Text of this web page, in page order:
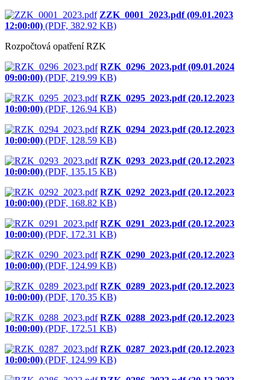
ZZK_0001_2023.pdf (09.01.2023
12:00:00) (PDF, 382.92 KB)
Rozpočtová opatření RZK
RZK_0296_2023.pdf (09.01.2024
09:00:00) (PDF, 219.99 KB)
RZK_0295_2023.pdf (20.12.2023
10:00:00) (PDF, 126.94 KB)
RZK_0294_2023.pdf (20.12.2023
10:00:00) (PDF, 128.59 KB)
RZK_0293_2023.pdf (20.12.2023
10:00:00) (PDF, 135.15 KB)
RZK_0292_2023.pdf (20.12.2023
10:00:00) (PDF, 168.82 KB)
RZK_0291_2023.pdf (20.12.2023
10:00:00) (PDF, 172.31 KB)
RZK_0290_2023.pdf (20.12.2023
10:00:00) (PDF, 124.99 KB)
RZK_0289_2023.pdf (20.12.2023
10:00:00) (PDF, 170.35 KB)
RZK_0288_2023.pdf (20.12.2023
10:00:00) (PDF, 172.51 KB)
RZK_0287_2023.pdf (20.12.2023
10:00:00) (PDF, 124.99 KB)